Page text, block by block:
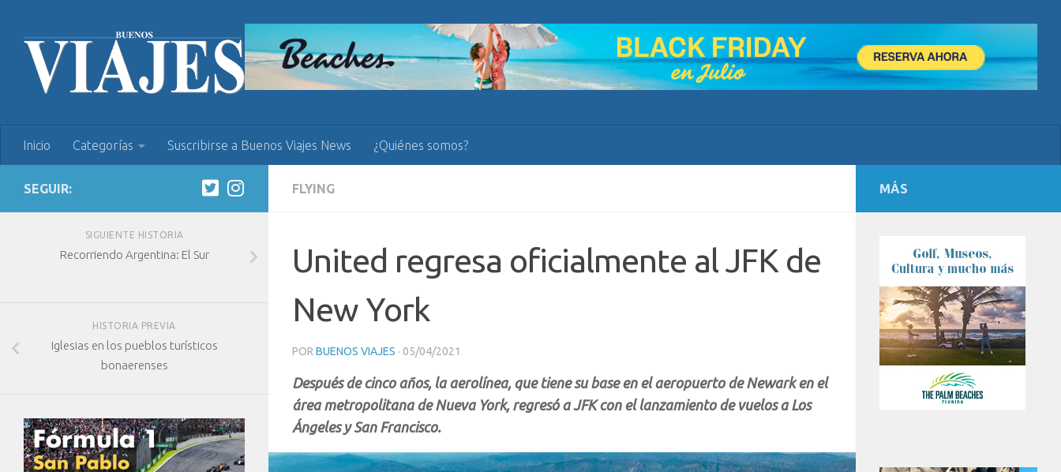
Inicio Categorías Suscribirse a Buenos Viajes News ¿Quiénes somos?
FLYING
United regresa oficialmente al JFK de
New York
POR BUENOS VIAJES · 05/04/2021
Después de cinco años, la aerolínea, que tiene su base en el aeropuerto de Newark en el
área metropolitana de Nueva York, regresó a JFK con el lanzamiento de vuelos a Los
Ángeles y San Francisco.
SEGUIR:
SIGUIENTE HISTORIA
Recorriendo Argentina: El Sur
HISTORIA PREVIA
Iglesias en los pueblos turísticos
bonaerenses
MÁS